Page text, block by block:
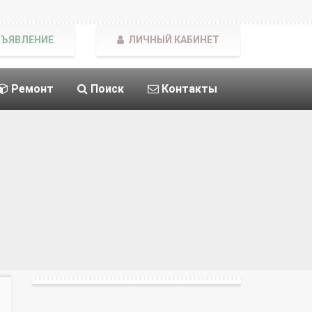
Ремонт Поиск Контакты
ЛИЧНЫЙ КАБИНЕТ